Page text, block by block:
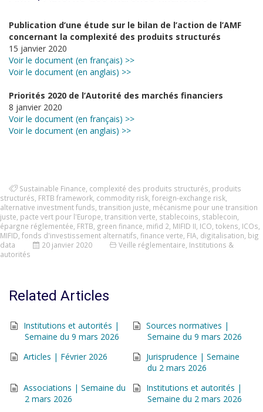
Publication d’une étude sur le bilan de l’action de l’AMF
concernant la complexité des produits structurés
15 janvier 2020
Voir le document (en français) >>
Voir le document (en anglais) >>
Priorités 2020 de l’Autorité des marchés financiers
8 janvier 2020
Voir le document (en français) >>
Voir le document (en anglais) >>
Sustainable Finance complexité des produits structurés produits
structurés FRTB framework commodity risk foreign-exchange risk
alternative investment funds transition juste mécanisme pour une transition
juste pacte vert pour l'Europe transition verte stablecoins stablecoin
épargne réglementée FRTB green finance mifid 2 MIFID II ICO tokens ICOs
MIFID fonds d'investissement alternatifs finance verte FIA digitalisation big
data
20 janvier 2020 Veille réglementaire Institutions &
autorités
Related Articles
Institutions et autorités |
Semaine du 9 mars 2026
Sources normatives |
Semaine du 9 mars 2026
Articles | Février 2026
Jurisprudence | Semaine
du 2 mars 2026
Associations | Semaine du
2 mars 2026
Institutions et autorités |
Semaine du 2 mars 2026